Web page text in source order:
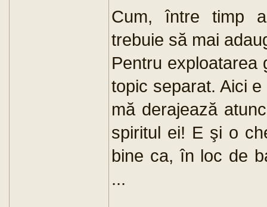
Cum, între timp
trebuie să mai
Pentru exploatarea
topic separat. Aici
mă derajează
spiritul ei! E şi o
bine ca, în loc de
...